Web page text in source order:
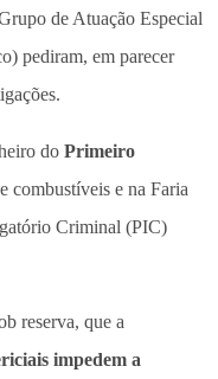
de Atuação Especial
pediram, em parecer
do Primeiro
combustíveis e na Faria
Criminal (PIC)
reserva, que a
impedem a